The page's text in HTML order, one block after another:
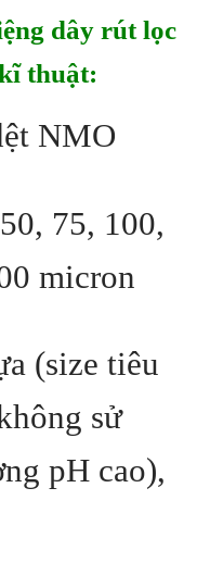
dây rút lọc
thuật:
NMO
75, 100,
micron
(size tiêu
sử
pH cao),